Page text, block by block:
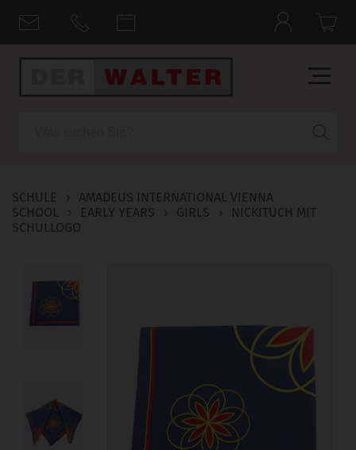
SCHULE ›
AMADEUS INTERNATIONAL VIENNA
SCHOOL
› EARLY YEARS › GIRLS ›
NICKITUCH MIT
SCHULLOGO